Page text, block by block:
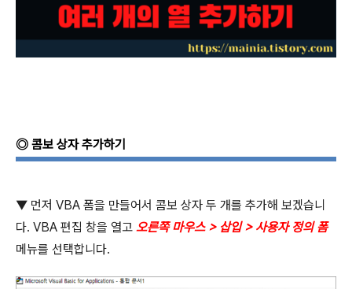
◎ 콤보 상자 추가하기
▼ 먼저 VBA 폼을 만들어서 콤보 상자 두 개를 추가해 보겠습니
다. VBA 편집 창을 열고 오른쪽 마우스 > 삽입> 사용자 정의 폼
메뉴를 선택합니다.